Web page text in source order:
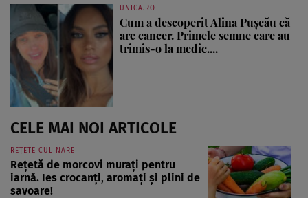
UNICA.RO
Cum a descoperit Alina Pușcău că
are cancer. Primele semne care au
trimis-o la medic....
CELE MAI NOI ARTICOLE
REȚETE CULINARE
Rețetă de morcovi murați pentru
iarnă. Ies crocanți, aromați și plini de
savoare!